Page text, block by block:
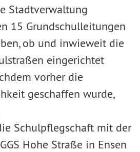
Stadtverwaltung
15 Grundschulleitungen
ob und inwieweit die
eingerichtet
vorher die
geschaffen wurde,
Schulpflegschaft mit der
Hohe Straße in Ensen